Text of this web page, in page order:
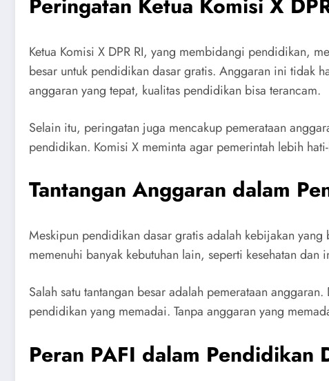
Peringatan Ketua Komisi X
Ketua Komisi X DPR RI, yang membidangi pendidikan,
besar untuk pendidikan dasar gratis. Anggaran ini tidak
anggaran yang tepat, kualitas pendidikan bisa terancam.
Selain itu, peringatan juga mencakup pemerataan
pendidikan. Komisi X meminta agar pemerintah lebih
Tantangan Anggaran dalam
Meskipun pendidikan dasar gratis adalah kebijakan
memenuhi banyak kebutuhan lain, seperti kesehatan
Salah satu tantangan besar adalah pemerataan
pendidikan yang memadai. Tanpa anggaran yang
Peran PAFI dalam Pendidikan